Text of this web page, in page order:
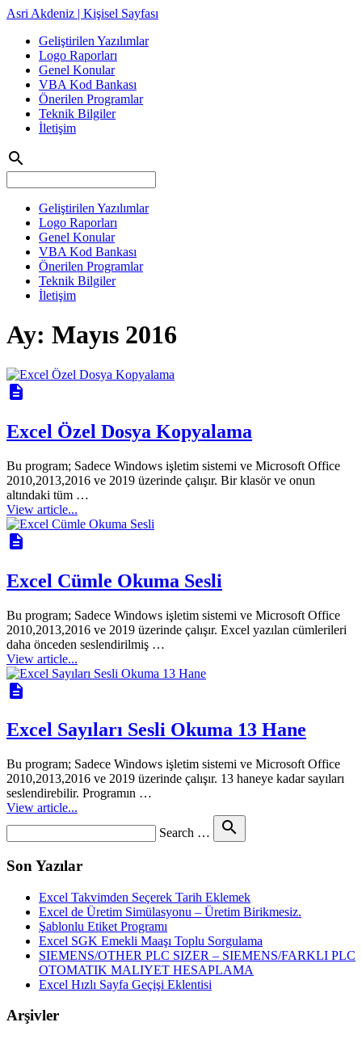
Asri Akdeniz | Kişisel Sayfası
Geliştirilen Yazılımlar
Logo Raporları
Genel Konular
VBA Kod Bankası
Önerilen Programlar
Teknik Bilgiler
İletişim
search
Geliştirilen Yazılımlar
Logo Raporları
Genel Konular
VBA Kod Bankası
Önerilen Programlar
Teknik Bilgiler
İletişim
Ay: Mayıs 2016
description
Excel Özel Dosya Kopyalama
Bu program; Sadece Windows işletim sistemi ve Microsoft Office
2010,2013,2016 ve 2019 üzerinde çalışır. Bir klasör ve onun
altındaki tüm …
View article...
description
Excel Cümle Okuma Sesli
Bu program; Sadece Windows işletim sistemi ve Microsoft Office
2010,2013,2016 ve 2019 üzerinde çalışır. Excel yazılan cümlerileri
daha önceden seslendirilmiş …
View article...
description
Excel Sayıları Sesli Okuma 13 Hane
Bu program; Sadece Windows işletim sistemi ve Microsoft Office
2010,2013,2016 ve 2019 üzerinde çalışır. 13 haneye kadar sayıları
seslendirebilir. Programın …
View article...
Search … search
Son Yazılar
Excel Takvimden Seçerek Tarih Eklemek
Excel de Üretim Simülasyonu – Üretim Birikmesiz.
Şablonlu Etiket Programı
Excel SGK Emekli Maaşı Toplu Sorgulama
SIEMENS/OTHER PLC SIZER – SIEMENS/FARKLI PLC
OTOMATIK MALIYET HESAPLAMA
Excel Hızlı Sayfa Geçişi Eklentisi
Arşivler